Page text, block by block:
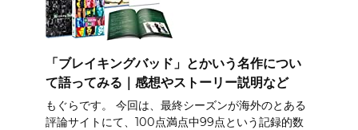
「ブレイキングバッド」とかいう名作につい
て語ってみる｜感想やストーリー説明など
もぐらです。 今回は、最終シーズンが海外のとある
評論サイトにて、100点満点中99点という記録的数